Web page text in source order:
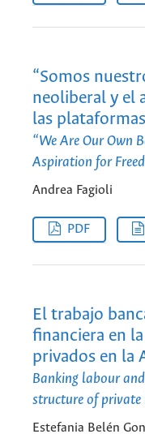
“Somos
neoliberal y el
las
“We Are Our Own
Aspiration for
Andrea Fagioli
PDF
El trabajo
financiera en
privados en la
Banking labour
structure of
Estefania Belén